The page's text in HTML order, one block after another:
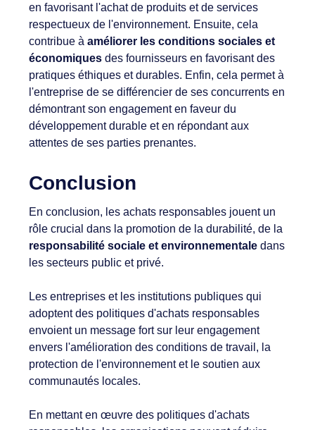
en favorisant l'achat de produits et de services
respectueux de l'environnement. Ensuite, cela
contribue à améliorer les conditions sociales et
économiques des fournisseurs en favorisant des
pratiques éthiques et durables. Enfin, cela permet à
l'entreprise de se différencier de ses concurrents en
démontrant son engagement en faveur du
développement durable et en répondant aux
attentes de ses parties prenantes.
Conclusion
En conclusion, les achats responsables jouent un
rôle crucial dans la promotion de la durabilité, de la
responsabilité sociale et environnementale dans
les secteurs public et privé.
Les entreprises et les institutions publiques qui
adoptent des politiques d'achats responsables
envoient un message fort sur leur engagement
envers l'amélioration des conditions de travail, la
protection de l'environnement et le soutien aux
communautés locales.
En mettant en œuvre des politiques d'achats